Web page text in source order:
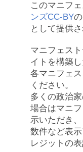
このマニフェ
ンズCC-BY
として提供さ
マニフェス
イトを構築し
各マニフェ
ください。
多くの政治
場合はマニ
示いただき、
数件など表
レジットの